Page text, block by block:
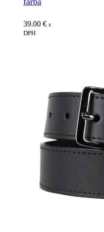
39.00 € s
DPH